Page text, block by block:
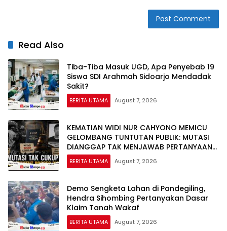
Read Also
Tiba-Tiba Masuk UGD, Apa Penyebab 19
Siswa SDI Arahmah Sidoarjo Mendadak
Sakit?
BERITA UTAMA August 7, 2026
KEMATIAN WIDI NUR CAHYONO MEMICU
GELOMBANG TUNTUTAN PUBLIK: MUTASI
DIANGGAP TAK MENJAWAB PERTANYAAN
HUKUM, DESAKAN PROSES PIDANA
MENGUAT
BERITA UTAMA August 7, 2026
Demo Sengketa Lahan di Pandegiling,
Hendra Sihombing Pertanyakan Dasar
Klaim Tanah Wakaf
BERITA UTAMA August 7, 2026